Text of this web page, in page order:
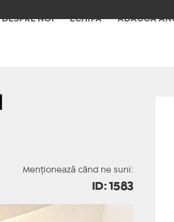
DESPRE NOI ECHIPA ADAUGĂ
Menționează când ne suni:
ID: 1583